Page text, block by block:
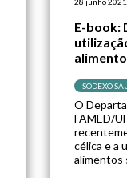
E-book:
SODEXO
O
FAMED/
célica e a
alimentos